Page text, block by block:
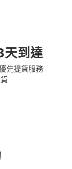
天到達
先提貨服務